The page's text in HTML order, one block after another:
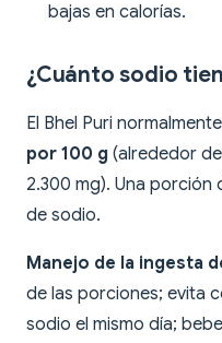
bajas en calorías.
¿Cuánto sodio
El Bhel Puri
por 100 g (alrededor
2.300 mg). Una
de sodio.
Manejo de la ingesta
de las porciones; evita
sodio el mismo día;